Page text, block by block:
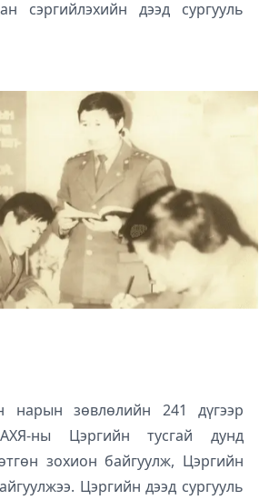
сэргийлэхийн дээд сургууль
нарын зөвлөлийн 241 дүгээр
ны Цэргийн тусгай дунд
зохион байгуулж, Цэргийн
Цэргийн дээд сургууль